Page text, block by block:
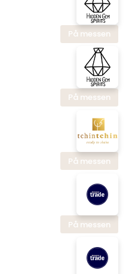
På messen
På messen
På messen
På messen